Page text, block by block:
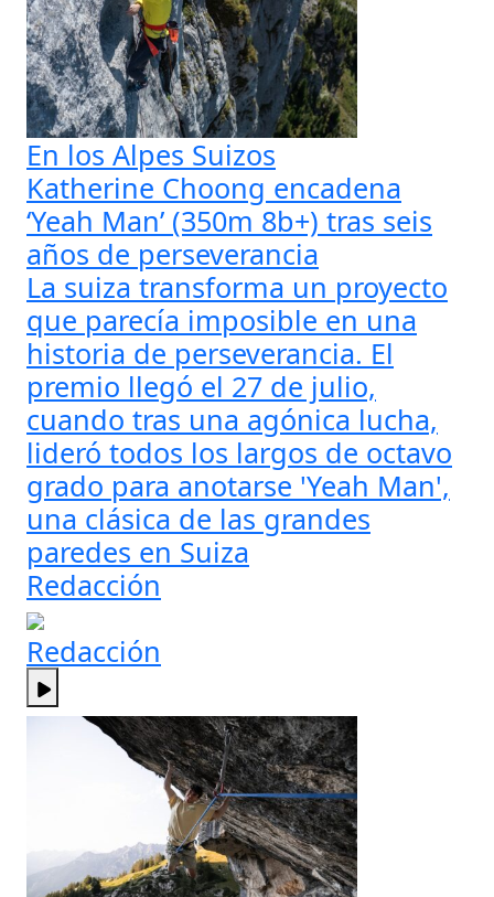
En los Alpes Suizos
Katherine Choong encadena
‘Yeah Man’ (350m 8b+) tras seis
años de perseverancia
La suiza transforma un proyecto
que parecía imposible en una
historia de perseverancia. El
premio llegó el 27 de julio,
cuando tras una agónica lucha,
lideró todos los largos de octavo
grado para anotarse 'Yeah Man',
una clásica de las grandes
paredes en Suiza
Redacción
Redacción